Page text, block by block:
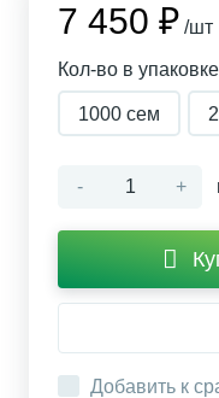
7 450 ₽ /шт
Кол-во в упаковке
1000 сем
- +
Добавить к